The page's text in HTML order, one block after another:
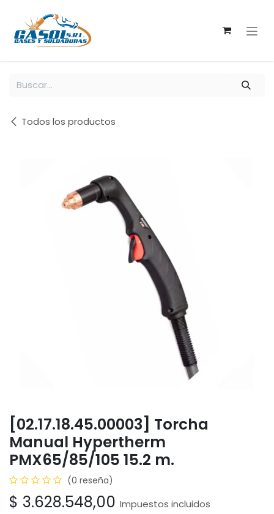
Todos los productos
[02.17.18.45.00003] Torcha
Manual Hypertherm
PMX65/85/105 15.2 m.
(0 reseña)
$ 3.628.548,00 Impuestos incluidos